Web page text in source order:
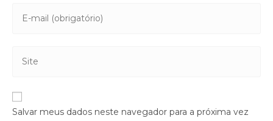
Salvar meus dados neste navegador para a próxima vez